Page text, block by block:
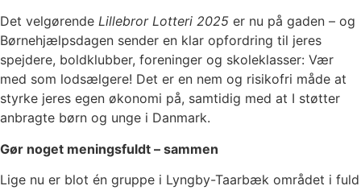
Det velgørende Lillebror Lotteri 2025 er nu på gaden – og
Børnehjælpsdagen sender en klar opfordring til jeres
spejdere, boldklubber, foreninger og skoleklasser: Vær
med som lodsælgere! Det er en nem og risikofri måde at
styrke jeres egen økonomi på, samtidig med at I støtter
anbragte børn og unge i Danmark.
Gør noget meningsfuldt – sammen
Lige nu er blot én gruppe i Lyngby-Taarbæk området i fuld